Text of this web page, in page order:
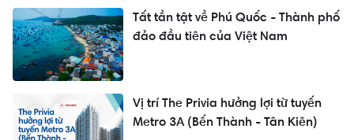
Tất tần tật về Phú Quốc - Thành phố
đảo đầu tiên của Việt Nam
Vị trí The Privia hưởng lợi từ tuyến
Metro 3A (Bến Thành - Tân Kiên)